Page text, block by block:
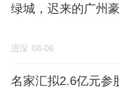
绿城，迟来的广州
进深 08-06
名家汇拟2.6亿元参